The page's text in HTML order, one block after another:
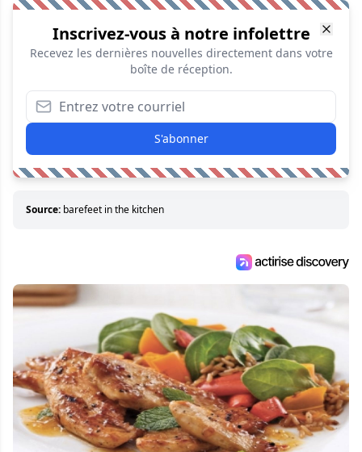
Inscrivez-vous à notre infolettre
Recevez les dernières nouvelles directement dans votre
boîte de réception.
S'abonner
Source: barefeet in the kitchen